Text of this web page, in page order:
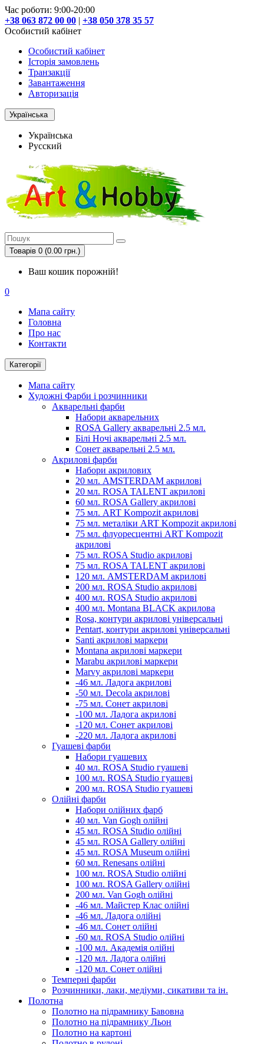
Час роботи: 9:00-20:00
+38 063 872 00 00 | +38 050 378 35 57
Особистий кабінет
Особистий кабінет
Історія замовлень
Транзакції
Завантаження
Авторизація
Українська
Українська
Русский
Товарів 0 (0.00 грн.)
Ваш кошик порожній!
0
Мапа сайту
Головна
Про нас
Контакти
Категорії
Мапа сайту
Художні Фарби і розчинники
Акварельні фарби
Набори акварельних
ROSA Gallery акварельні 2.5 мл.
Білі Ночі акварельні 2.5 мл.
Сонет акварельні 2.5 мл.
Акрилові фарби
Набори акрилових
20 мл. AMSTERDAM акрилові
20 мл. ROSA TALENT акрилові
60 мл. ROSA Gallery акрилові
75 мл. ART Kompozit акрилові
75 мл. металіки ART Kompozit акрилові
75 мл. флуоресцентні ART Kompozit
акрилові
75 мл. ROSA Studio акрилові
75 мл. ROSA TALENT акрилові
120 мл. AMSTERDAM акрилові
200 мл. ROSA Studio акрилові
400 мл. ROSA Studio акрилові
400 мл. Montana BLACK акрилова
Rosa, контури акрилові універсальні
Pentart, контури акрилові універсальні
Santi акрилові маркери
Montana акрилові маркери
Marabu акрилові маркери
Marvy акрилові маркери
-46 мл. Ладога акрилові
-50 мл. Decola акрилові
-75 мл. Сонет акрилові
-100 мл. Ладога акрилові
-120 мл. Сонет акрилові
-220 мл. Ладога акрилові
Гуашеві фарби
Набори гуашевих
40 мл. ROSA Studio гуашеві
100 мл. ROSA Studio гуашеві
200 мл. ROSA Studio гуашеві
Олійні фарби
Набори олійних фарб
40 мл. Van Gogh олійні
45 мл. ROSA Studio олійні
45 мл. ROSA Gallery олійні
45 мл. ROSA Museum олійні
60 мл. Renesans олійні
100 мл. ROSA Studio олійні
100 мл. ROSA Gallery олійні
200 мл. Van Gogh олійні
-46 мл. Майстер Клас олійні
-46 мл. Ладога олійні
-46 мл. Сонет олійні
-60 мл. ROSA Studio олійні
-100 мл. Академія олійні
-120 мл. Ладога олійні
-120 мл. Сонет олійні
Темперні фарби
Розчинники, лаки, медіуми, сикативи та ін.
Полотна
Полотно на підрамнику Бавовна
Полотно на підрамнику Льон
Полотно на картоні